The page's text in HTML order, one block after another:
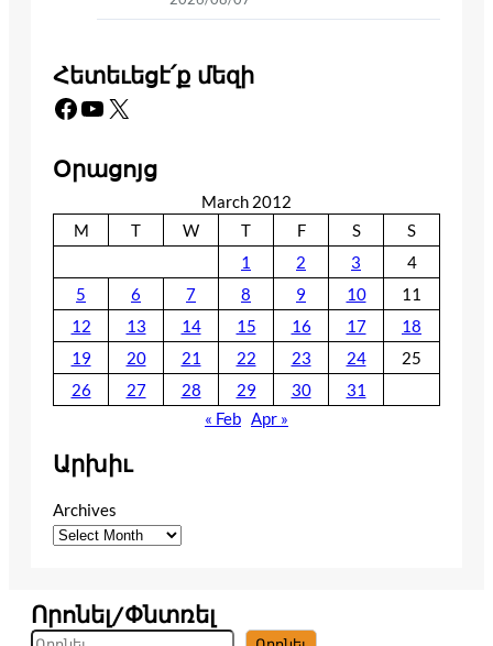
Հետեւեցէ՛ք մեզի
Facebook YouTube X
Օրացոյց
March 2012
M
T W T F S
S
1
2 3
4
5
6 7 8 9 10
11
12
13 14 15 16 17
18
19
20 21 22 23 24
25
26
27 28 29 30
31
« Feb Apr »
Արխիւ
Archives
Որոնել/Փնտռել
S